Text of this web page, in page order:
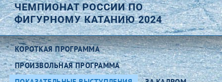
ЧЕМПИОНАТ РОССИИ ПО
ФИГУРНОМУ КАТАНИЮ 2024
КОРОТКАЯ ПРОГРАММА
ПРОИЗВОЛЬНАЯ ПРОГРАММА